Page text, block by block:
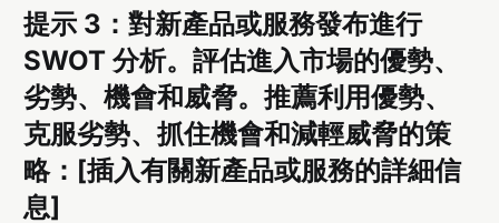
提示 3：對新產品或服務發布進行
SWOT 分析。評估進入市場的優勢、
劣勢、機會和威脅。推薦利用優勢、
克服劣勢、抓住機會和減輕威脅的策
略：[插入有關新產品或服務的詳細信
息]